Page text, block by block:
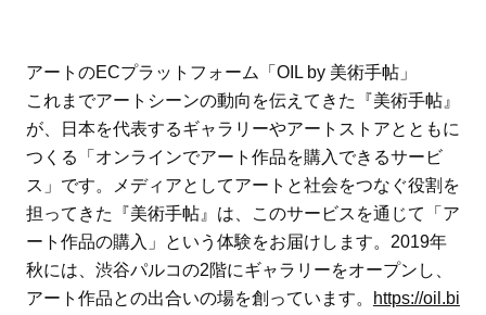
アートのECプラットフォーム「OIL by 美術手帖」
これまでアートシーンの動向を伝えてきた『美術手帖』
が、日本を代表するギャラリーやアートストアとともに
つくる「オンラインでアート作品を購入できるサービ
ス」です。メディアとしてアートと社会をつなぐ役割を
担ってきた『美術手帖』は、このサービスを通じて「ア
ート作品の購入」という体験をお届けします。2019年
秋には、渋谷パルコの2階にギャラリーをオープンし、
アート作品との出合いの場を創っています。
https://oil.bi